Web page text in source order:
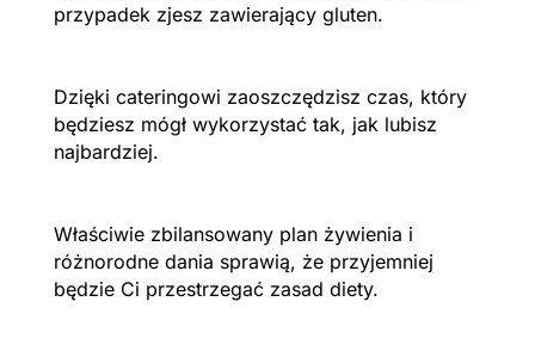
przypadek zjesz zawierający gluten.
Dzięki cateringowi zaoszczędzisz czas, który
będziesz mógł wykorzystać tak, jak lubisz
najbardziej.
Właściwie zbilansowany plan żywienia i
różnorodne dania sprawią, że przyjemniej
będzie Ci przestrzegać zasad diety.